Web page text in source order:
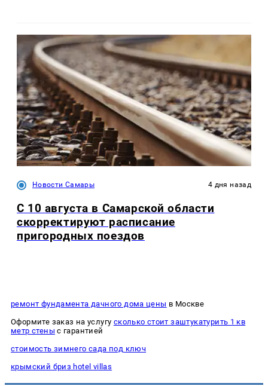
Новости Самары 4 дня назад
С 10 августа в Самарской области
скорректируют расписание
пригородных поездов
ремонт фундамента дачного дома цены в Москве
Оформите заказ на услугу сколько стоит заштукатурить 1 кв
метр стены с гарантией
стоимость зимнего сада под ключ
крымский бриз hotel villas